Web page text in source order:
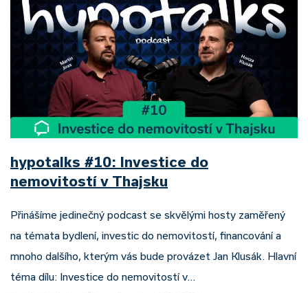
hypotalks #10: Investice do
nemovitostí v Thajsku
Přinášíme jedinečný podcast se skvělými hosty zaměřený
na témata bydlení, investic do nemovitostí, financování a
mnoho dalšího, kterým vás bude provázet Jan Klusák. Hlavní
téma dílu: Investice do nemovitostí v…